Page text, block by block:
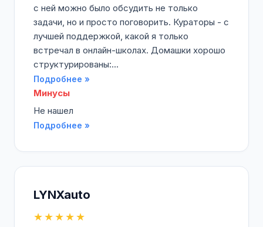
с ней можно было обсудить не только
задачи, но и просто поговорить. Кураторы - с
лучшей поддержкой, какой я только
встречал в онлайн-школах. Домашки хорошо
структурированы:...
Подробнее »
Минусы
Не нашел
Подробнее »
LYNXauto
★★★★★